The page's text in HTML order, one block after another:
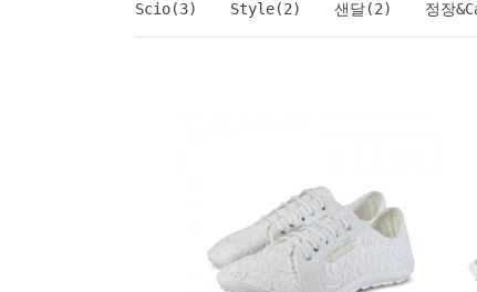
Scio(3) Style(2) 샌달(2) 정장